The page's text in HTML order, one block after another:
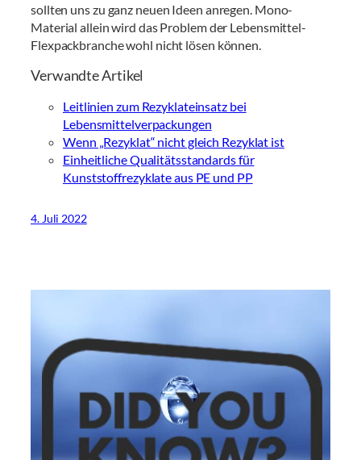
sollten uns zu ganz neuen Ideen anregen. Mono-
Material allein wird das Problem der Lebensmittel-
Flexpackbranche wohl nicht lösen können.
Verwandte Artikel
Leitlinien zum Rezyklateinsatz bei
Lebensmittelverpackungen
Wenn „Rezyklat“ nicht gleich Rezyklat ist
Einheitliche Qualitätsstandards für
Kunststoffrezyklate aus PE und PP
4. Juli 2022